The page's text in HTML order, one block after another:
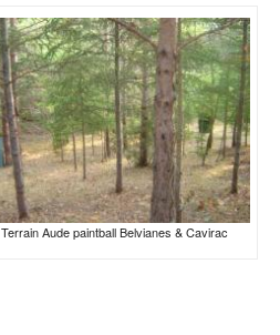
Terrain Aude paintball Belvianes & Cavirac